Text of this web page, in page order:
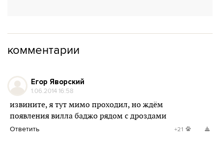
комментарии
Егор Яворский
1.06.2014 16:58
извините, я тут мимо проходил, но ждём
появления вилла баджо рядом с дроздами
Ответить +21